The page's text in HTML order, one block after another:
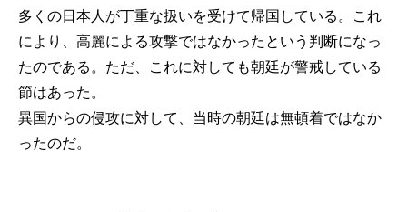
多くの日本人が丁重な扱いを受けて帰国している。これ
により、高麗による攻撃ではなかったという判断になっ
たのである。ただ、これに対しても朝廷が警戒している
節はあった。
異国からの侵攻に対して、当時の朝廷は無頓着ではなか
ったのだ。